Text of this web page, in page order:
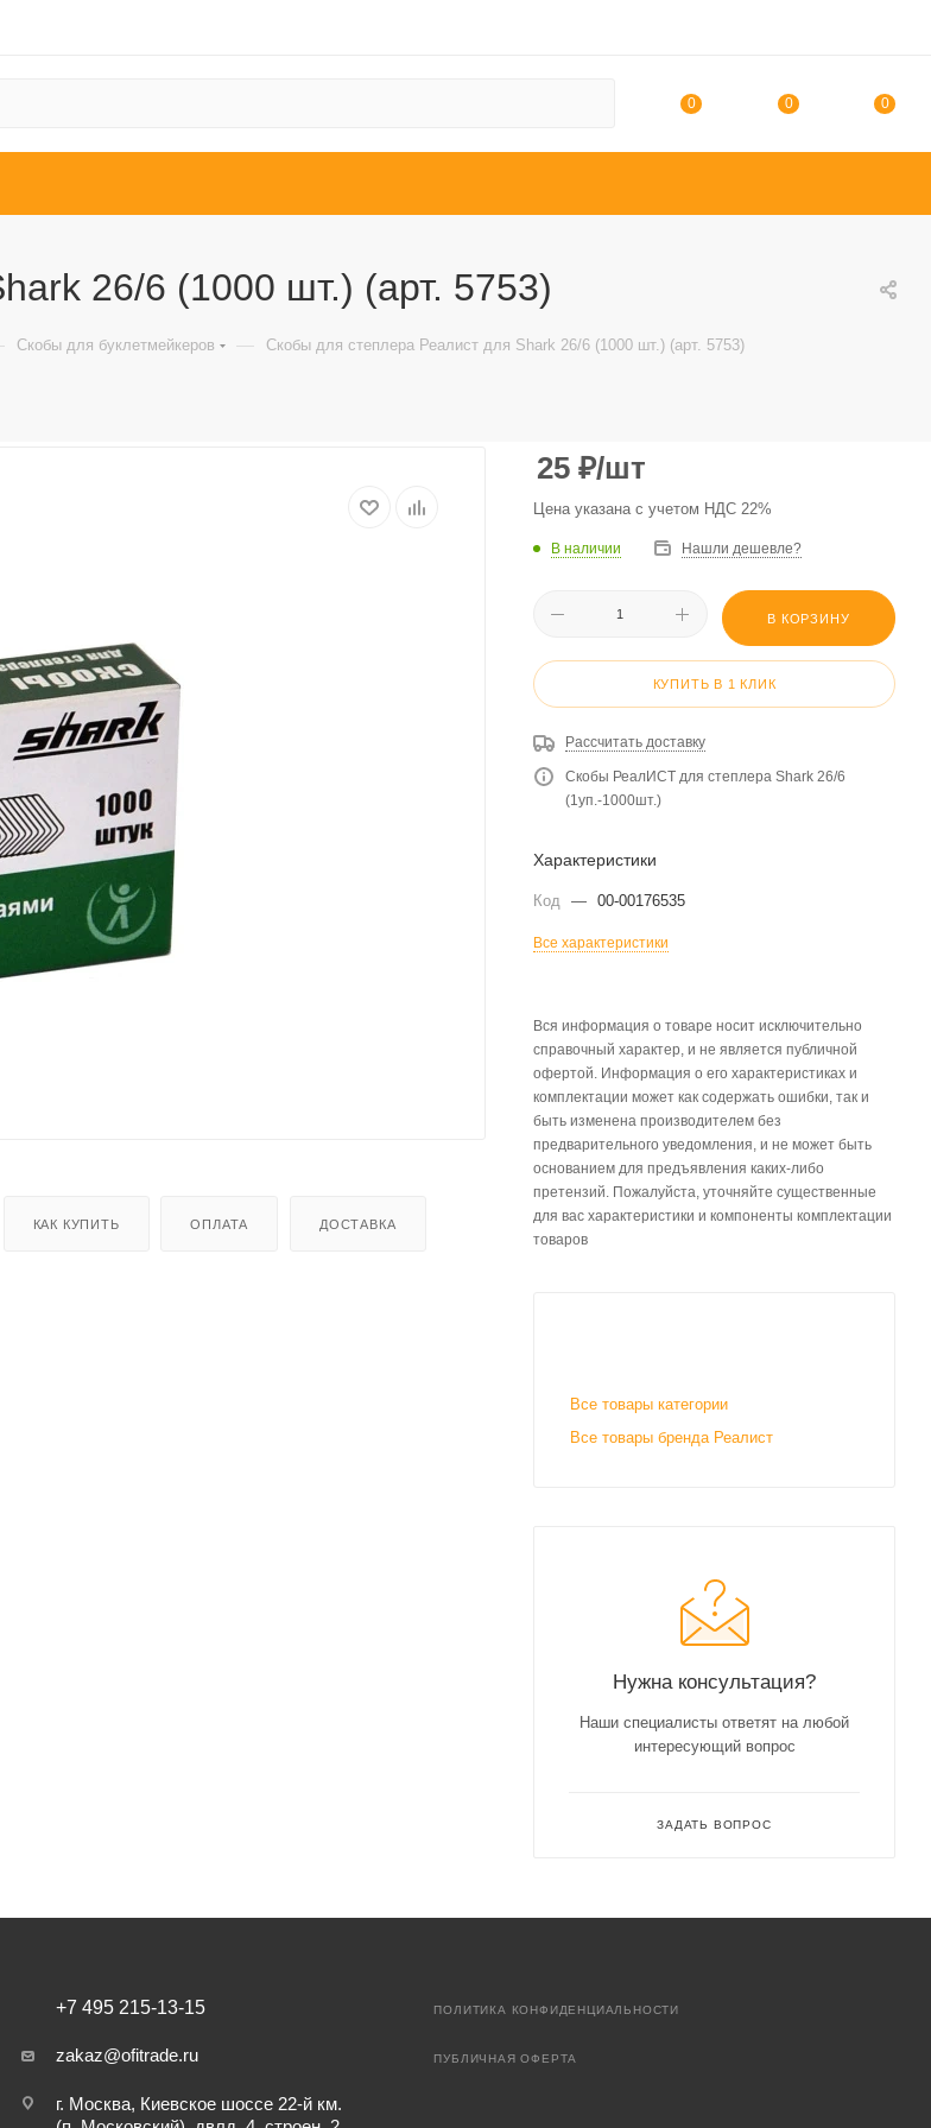
0 0 0
26/6 (1000 шт.) (арт. 5753)
Скобы для буклетмейкеров — Скобы для степлера Реалист для Shark 26/6 (1000 шт.) (арт. 5753)
КАК КУПИТЬ ОПЛАТА ДОСТАВКА
25 ₽/шт
Цена указана с учетом НДС 22%
В наличии Нашли дешевле?
В КОРЗИНУ
КУПИТЬ В 1 КЛИК
Рассчитать доставку
Скобы РеалИСТ для степлера Shark 26/6
(1уп.-1000шт.)
Характеристики
Код — 00-00176535
Все характеристики
Вся информация о товаре носит исключительно
справочный характер, и не является публичной
офертой. Информация о его характеристиках и
комплектации может как содержать ошибки, так и
быть изменена производителем без
предварительного уведомления, и не может быть
основанием для предъявления каких-либо
претензий. Пожалуйста, уточняйте существенные
для вас характеристики и компоненты комплектации
товаров
Все товары категории
Все товары бренда Реалист
Нужна консультация?
Наши специалисты ответят на любой
интересующий вопрос
ЗАДАТЬ ВОПРОС
+7 495 215-13-15
zakaz@ofitrade.ru
г. Москва, Киевское шоссе 22-й км.
ПОЛИТИКА КОНФИДЕНЦИАЛЬНОСТИ
ПУБЛИЧНАЯ ОФЕРТА